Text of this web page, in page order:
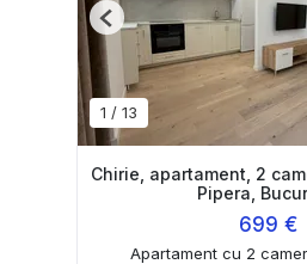
1 / 13
Previous
Chirie, apartament, 2
Pipera,
699 €
Apartament cu 2